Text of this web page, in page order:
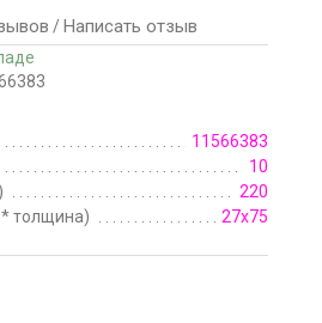
/Написать отзыв
11566383
10
220
толщина)
27х75